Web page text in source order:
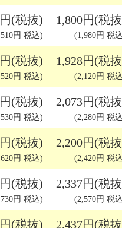
(税抜)
円 税込)
1,800円(税
(1,980円 税
(税抜)
円 税込)
1,928円(税
(2,120円 税
(税抜)
円 税込)
2,073円(税
(2,280円 税
(税抜)
円 税込)
2,200円(税
(2,420円 税
(税抜)
円 税込)
2,337円(税
(2,570円 税
(税抜) 2,437円(税